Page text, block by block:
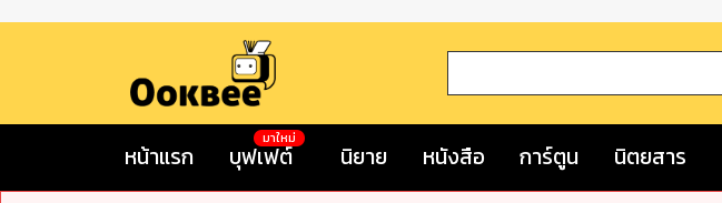
หน้าแรก บุฟเฟต์
มาใหม่
นิยาย หนังสือ การ์ตูน นิตยสาร